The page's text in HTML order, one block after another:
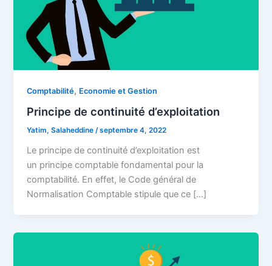
Comptabilité, Economie et Gestion
Principe de continuité d’exploitation
Yatim, Salaheddine/septembre 4, 2022
Le principe de continuité d’exploitation est
un principe comptable fondamental pour la
comptabilité. En effet, le Code général de
Normalisation Comptable stipule que ce […]